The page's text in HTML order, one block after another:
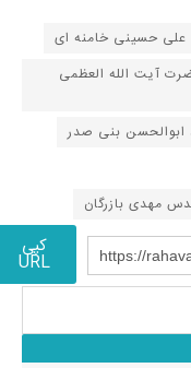
حسینی خامنه ای
آیت الله العظمی
ابوالحسن بنی صدر
مهدی بازرگان
https:// کپی
URL